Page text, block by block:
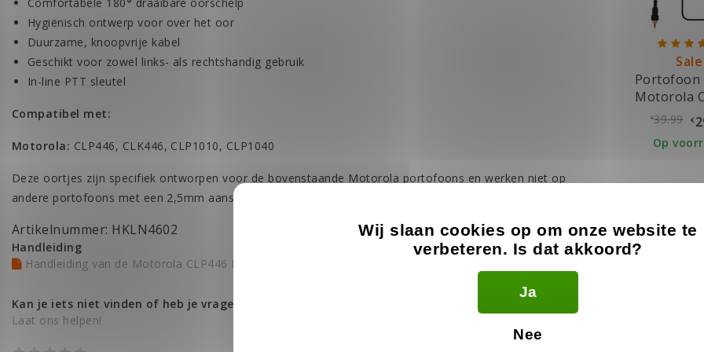
Hygiënisch ontwerp voor over het oor
Duurzame, knoopvrije kabel
Geschikt voor zowel links- als rechtshandig gebruik
In-line PTT sleutel
Compatibel met:
Motorola: CLP446, CLK446, CLP1010, CLP1040
Deze oortjes zijn specifiek ontworpen voor de bovenstaande Motorola portofoons en werken niet op
andere portofoons met een 2,5mm aansluiting.
Artikelnummer: HKLN4602
Handleiding
Handleiding van de Motorola CLP446 Portofoon (NL)
Kan je iets niet vinden of heb je vragen?
Laat ons helpen!
Sale
Portofoon
Motorola
€39.99 €
Op
Wij slaan cookies op om onze website te
verbeteren. Is dat akkoord?
Ja
Nee